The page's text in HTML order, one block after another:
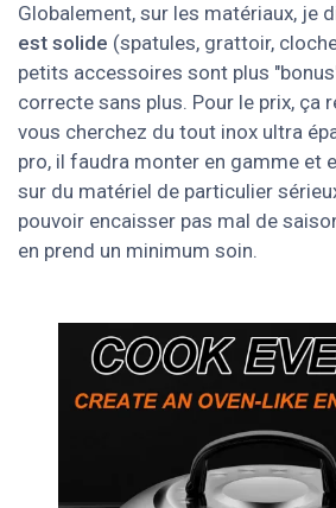
Globalement, sur les matériaux, je
est solide (spatules, grattoir,
petits accessoires sont plus
correcte sans plus. Pour le prix, ça
vous cherchez du tout inox ultra
pro, il faudra monter en gamme et
sur du matériel de particulier
pouvoir encaisser pas mal de
en prend un minimum soin.